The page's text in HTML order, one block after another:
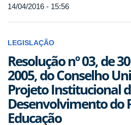
14/04/2016 - 15:56
LEGISLAÇÃO
Resolução nº 03, de
2005, do Conselho
Projeto Institucional
Desenvolvimento do
Educação